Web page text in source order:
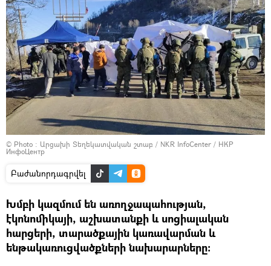
© Photo : Արցախի Տեղեկատվական շտաբ / NKR InfoCenter / НКР
ИнфоЦентр
Բաժանորդագրվել
Խմբի կազմում են առողջապահության,
էկոնոմիկայի, աշխատանքի և սոցիալական
հարցերի, տարածքային կառավարման և
ենթակառուցվածքների նախարարները։